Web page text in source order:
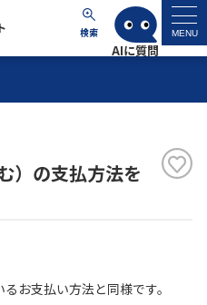
検索 MENU
）の支払方法を
お支払い方法と同様です。